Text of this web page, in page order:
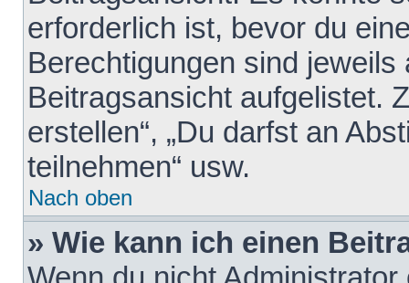
erforderlich ist, bevor du
Berechtigungen sind
Beitragsansicht aufgelistet.
erstellen“, „Du darfst an
teilnehmen“ usw.
Nach oben
» Wie kann ich einen